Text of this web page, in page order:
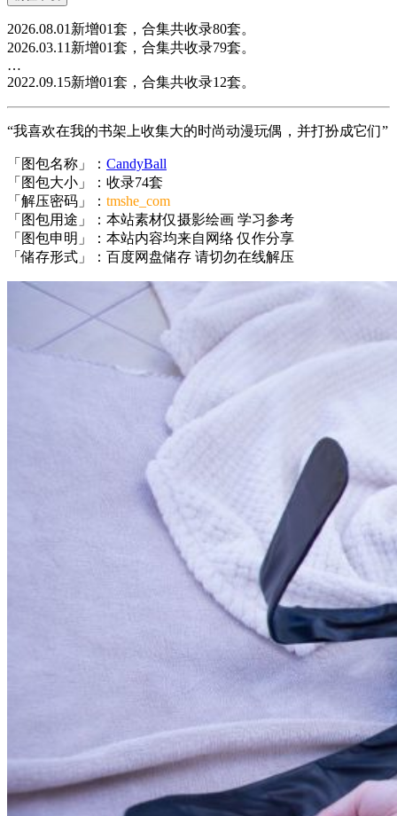
2026.08.01新增01套，合集共收录80套。
2026.03.11新增01套，合集共收录79套。
…
2022.09.15新增01套，合集共收录12套。
“我喜欢在我的书架上收集大的时尚动漫玩偶，并打扮成它们”
「图包名称」： CandyBall
「图包大小」：收录74套
「解压密码」： tmshe_com
「图包用途」：本站素材仅摄影绘画 学习参考
「图包申明」：本站内容均来自网络 仅作分享
「储存形式」：百度网盘储存 请切勿在线解压